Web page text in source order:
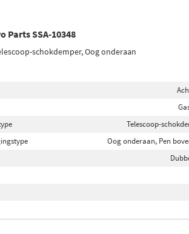
Parts SSA-10348
schokdemper, Oog onderaan
Telescoop-
Oog onderaan, Pen